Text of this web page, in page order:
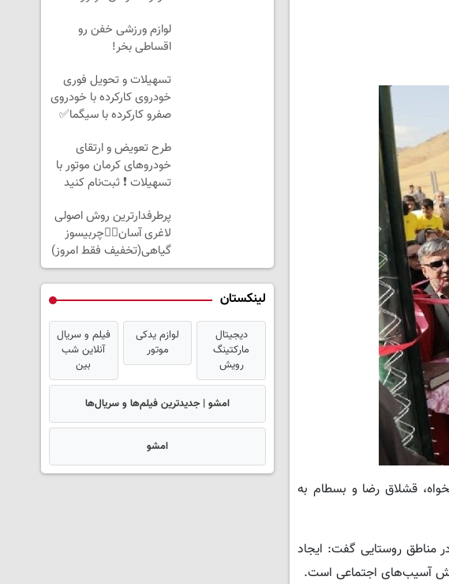
قشلاق رضا و بسطام به
مناطق روستایی گفت: ایجاد
آسیب‌های اجتماعی است.
لوازم ورزشی خفن رو
اقساطی بخر!
تسهیلات و تحویل فوری
خودروی کارکرده با خودروی
صفرو کارکرده با سیگما✅
طرح تعویض و ارتقای
خودروهای کرمان موتور با
تسهیلات ❗ ثبت‌نام کنید
پرطرفدارترین روش اصولی
لاغری آسان👈🏻چربیسوز
گیاهی(تخفیف فقط امروز)
لینکستان
دیجیتال
مارکتینگ
رویش
لوازم یدکی
موتور
فیلم و سریال
آنلاین شب
بین
امشو | جدیدترین فیلم‌ها و سریال‌ها
امشو